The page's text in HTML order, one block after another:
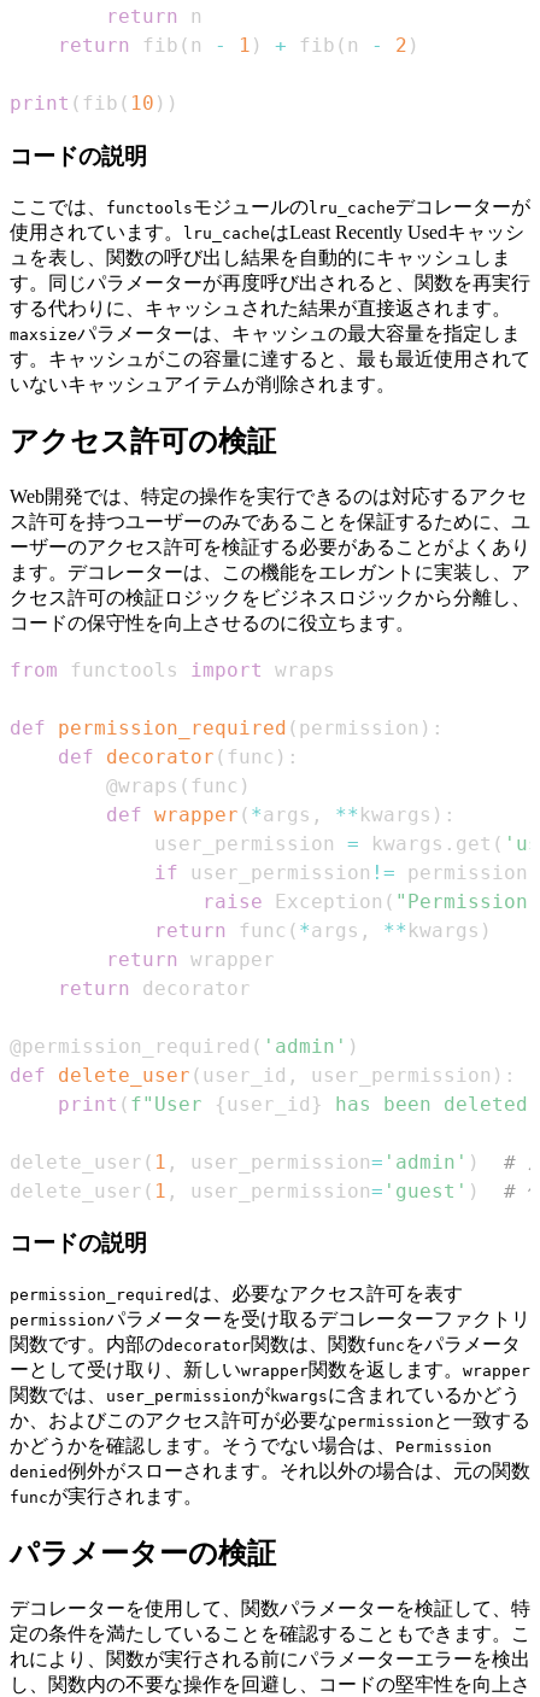
return
return
fib ( n - 1 ) + fib ( n - 2 )
print ( fib ( 10 ) )
コードの説明
ここでは、 functoolsモジュールのlru_cacheデコレーターが
使用されています。
lru_cacheはLeast Recently Usedキャッシ
ュを表し、関数の呼び出し結果を自動的にキャッシュしま
す。同じパラメーターが再度呼び出されると、関数を再実行
する代わりに、キャッシュされた結果が直接返されます。
maxsizeパラメーターは、キャッシュの最大容量を指定しま
す。キャッシュがこの容量に達すると、最も最近使用されて
いないキャッシュアイテムが削除されます。
アクセス許可の検証
Web開発では、特定の操作を実行できるのは対応するアクセ
ス許可を持つユーザーのみであることを保証するために、ユ
ーザーのアクセス許可を検証する必要があることがよくあり
ます。デコレーターは、この機能をエレガントに実装し、ア
クセス許可の検証ロジックをビジネスロジックから分離し、
コードの保守性を向上させるのに役立ちます。
from functools import
def permission_required ( permission ) :
def
decorator ( func ) :
@wraps ( func )
def wrapper ( *args , ** kwargs ) :
            user_permission
= kwargs . get (
if user_permission != permission
raise Exception ( "Permission
return
func ( *args , ** kwargs )
return
return
@permission_required ( 'admin' )
def
delete_user ( user_id , user_permission ) :
print ( f"User {user_id } has been
delete_user ( 1 , user_permission= 'admin' )
#
delete_user ( 1 , user_permission= 'guest' ) #
コードの説明
permission_required は、必要なアクセス許可を表す
permissionパラメーターを受け取るデコレーターファクトリ
関数です。内部のdecorator関数は、関数func をパラメータ
ーとして受け取り、新しいwrapper関数を返します。 wrapper
関数では、 user_permissionがkwargsに含まれているかどう
か、およびこのアクセス許可が必要なpermission と一致する
かどうかを確認します。そうでない場合は、
Permission
denied例外がスローされます。それ以外の場合は、元の関数
funcが実行されます。
パラメーターの検証
デコレーターを使用して、関数パラメーターを検証して、特
定の条件を満たしていることを確認することもできます。こ
れにより、関数が実行される前にパラメーターエラーを検出
し、関数内の不要な操作を回避し、コードの堅牢性を向上さ